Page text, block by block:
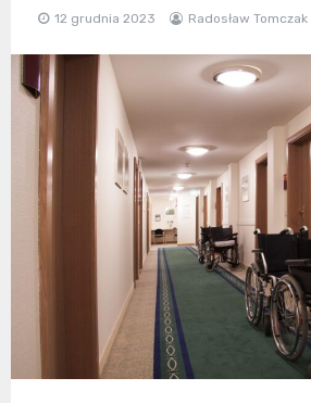
12 grudnia 2023 Radosław Tomczak